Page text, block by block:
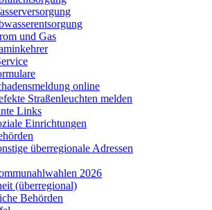
und Gas
online
Straßenleuchten melden
Links
Einrichtungen
überregionale Adressen
2026
(überregional)
Behörden